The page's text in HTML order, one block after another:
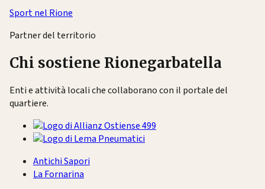
Sport nel Rione
Partner del territorio
Chi sostiene Rionegarbatella
Enti e attività locali che collaborano con il portale del
quartiere.
Antichi Sapori
La Fornarina